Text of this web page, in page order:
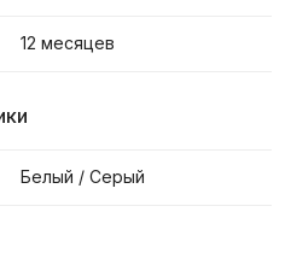
12 месяцев
Белый / Серый